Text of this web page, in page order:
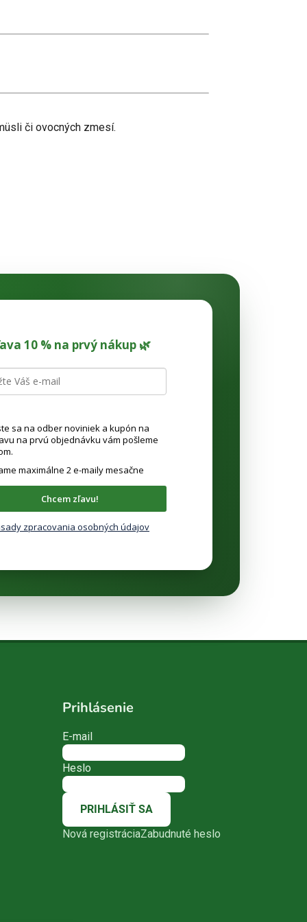
či ovocných zmesí.
10 % na prvý nákup 🌿
sa na odber noviniek a kupón na
na prvú objednávku vám pošleme
maximálne 2 e-maily mesačne
Chcem zľavu!
zpracovania osobných údajov
Prihlásenie
E-mail
Heslo
PRIHLÁSIŤ SA
Nová registráciaZabudnuté heslo